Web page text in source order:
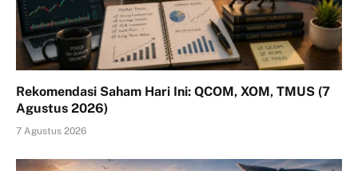
Rekomendasi Saham Hari Ini: QCOM, XOM, TMUS (7
Agustus 2026)
7 Agustus 2026